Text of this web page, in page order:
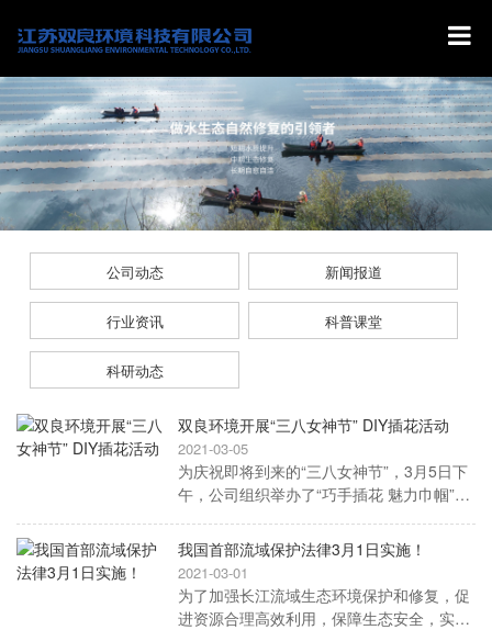
公司动态 新闻报道
行业资讯 科普课堂
科研动态
双良环境开展“三八女神节” DIY插花活动
2021-03-05
为庆祝即将到来的“三八女神节”，3月5日下
午，公司组织举办了“巧手插花 魅力巾帼”主
公司现场授课，来自公司各部门三十余名女
职工参加了本次活动。
我国首部流域保护法律3月1日实施！
2021-03-01
为了加强长江流域生态环境保护和修复，促
进资源合理高效利用，保障生态安全，实现